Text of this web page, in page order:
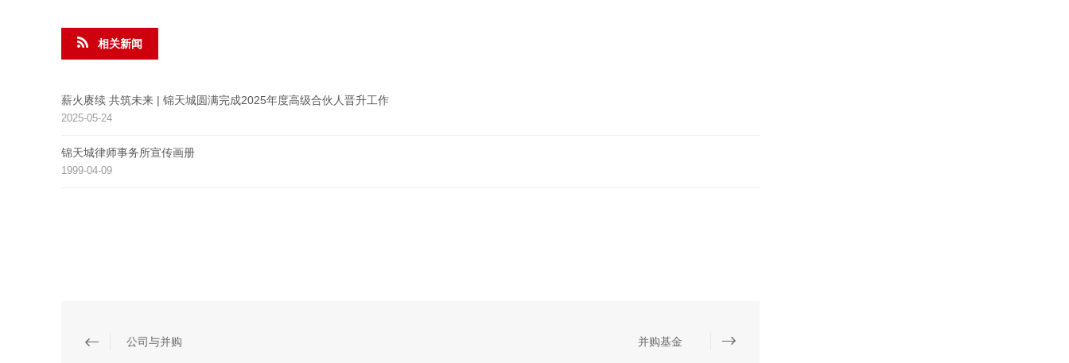
相关新闻
薪火赓续 共筑未来 | 锦天城圆满完成2025年度高级合伙人晋升工作
2025-05-24
锦天城律师事务所宣传画册
1999-04-09
公司与并购 并购基金